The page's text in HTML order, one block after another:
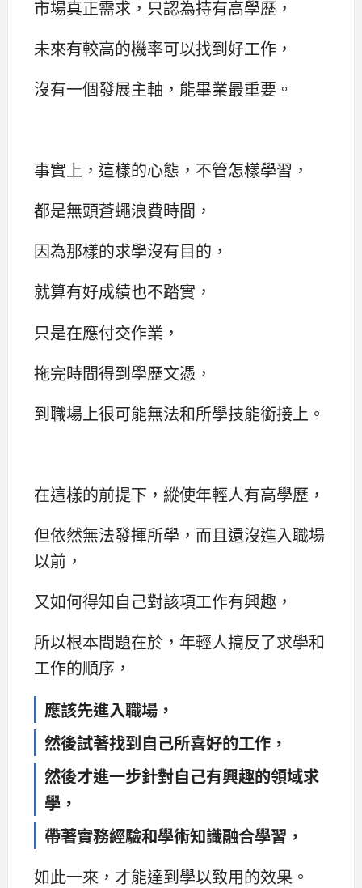
市場真正需求，只認為持有高學歷，
未來有較高的機率可以找到好工作，
沒有一個發展主軸，能畢業最重要。
事實上，這樣的心態，不管怎樣學習，
都是無頭蒼蠅浪費時間，
因為那樣的求學沒有目的，
就算有好成績也不踏實，
只是在應付交作業，
拖完時間得到學歷文憑，
到職場上很可能無法和所學技能銜接上。
在這樣的前提下，縱使年輕人有高學歷，
但依然無法發揮所學，而且還沒進入職場
以前，
又如何得知自己對該項工作有興趣，
所以根本問題在於，年輕人搞反了求學和
工作的順序，
應該先進入職場，
然後試著找到自己所喜好的工作，
然後才進一步針對自己有興趣的領域求
學，
帶著實務經驗和學術知識融合學習，
如此一來，才能達到學以致用的效果。